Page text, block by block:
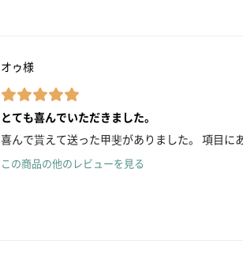
オゥ様
とても喜んでいただきました。
喜んで貰えて送った甲斐がありました。 項目に
この商品の他のレビューを見る